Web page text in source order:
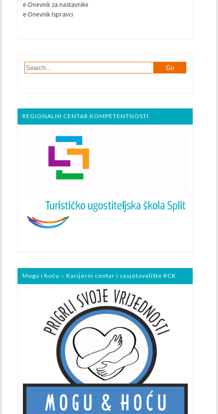
e-Dnevnik za nastavnike
e-Dnevnik Ispravci
REGIONALNI CENTAR KOMPETENTNOSTI
Mogu i hoću – Karijerni centar i savjetovalište RCK